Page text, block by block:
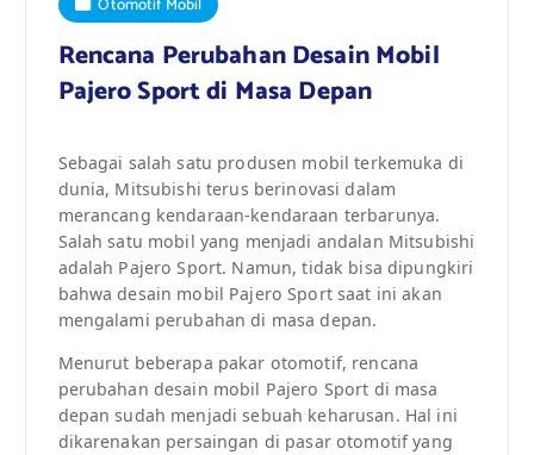
Rencana Perubahan Desain Mobil
Pajero Sport di Masa Depan
Sebagai salah satu produsen mobil terkemuka di
dunia, Mitsubishi terus berinovasi dalam
merancang kendaraan-kendaraan terbarunya.
Salah satu mobil yang menjadi andalan Mitsubishi
adalah Pajero Sport. Namun, tidak bisa dipungkiri
bahwa desain mobil Pajero Sport saat ini akan
mengalami perubahan di masa depan.
Menurut beberapa pakar otomotif, rencana
perubahan desain mobil Pajero Sport di masa
depan sudah menjadi sebuah keharusan. Hal ini
dikarenakan persaingan di pasar otomotif yang